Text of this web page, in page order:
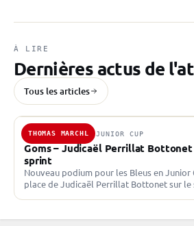
À LIRE
Dernières actus de
Tous les articles
THOMAS MARCHL
13 DÉC. 2025 · JUNIOR CUP
Goms – Judicaël Perrillat
sprint
Nouveau podium pour les Bleus en Junior
place de Judicaël Perrillat Bottonet sur le